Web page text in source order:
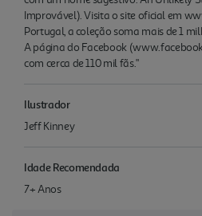
Improvável). Visita o site oficial em
Portugal, a coleção soma mais de 1
A página do Facebook
com cerca de 110 mil fãs."
Ilustrador
Jeff Kinney
Idade Recomendada
7+ Anos